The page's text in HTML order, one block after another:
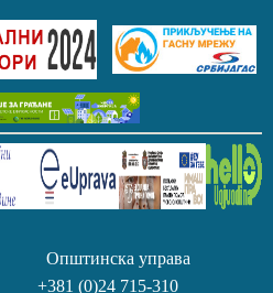
Општинска управа
(0)24 715-310